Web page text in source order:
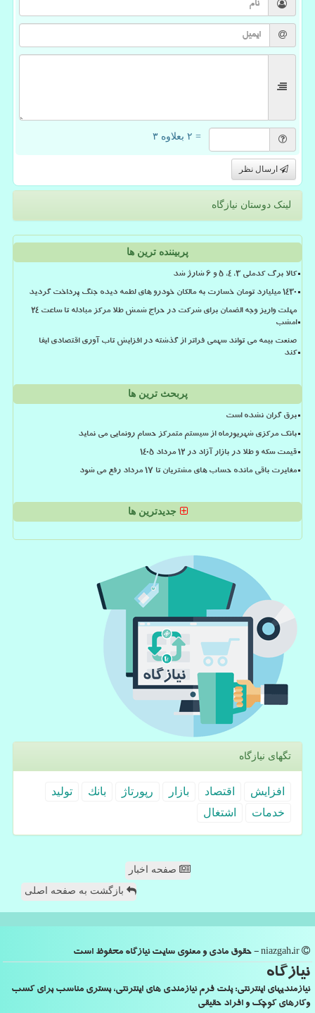
= ۲ بعلاوه ۳
ارسال نظر
لینک دوستان نیازگاه
پربیننده ترین ها
کالا برگ کدملی 3، 4، 5 و 6 شارژ شد
۱۴۳۰ میلیارد تومان خسارت به مالکان خودرو های لطمه دیده جنگ پرداخت گردید
مهلت واریز وجه الضمان برای شرکت در حراج شمش طلا مرکز مبادله تا ساعت ۲۴
امشب
صنعت بیمه می تواند سهمی فراتر از گذشته در افزایش تاب آوری اقتصادی ایفا
کند
پربحث ترین ها
برق گران نشده است
بانک مرکزی شهریورماه از سیستم متمرکز حسام رونمایی می نماید
قیمت سکه و طلا در بازار آزاد در ۱۲ مرداد ۱۴۰۵
مغایرت باقی مانده حساب های مشتریان تا 17 مرداد رفع می شود
جدیدترین ها
تگهای نیازگاه
افزایش اقتصاد بازار رپورتاژ بانك
تولید
خدمات
اشتغال
صفحه اخبار
بازگشت به صفحه اصلی
نیازگاه
نیازمندیهای اینترنتی: پلت فرم نیازمندی های اینترنتی، بستری مناسب برای کسب
وکارهای کوچک و افراد حقیقی